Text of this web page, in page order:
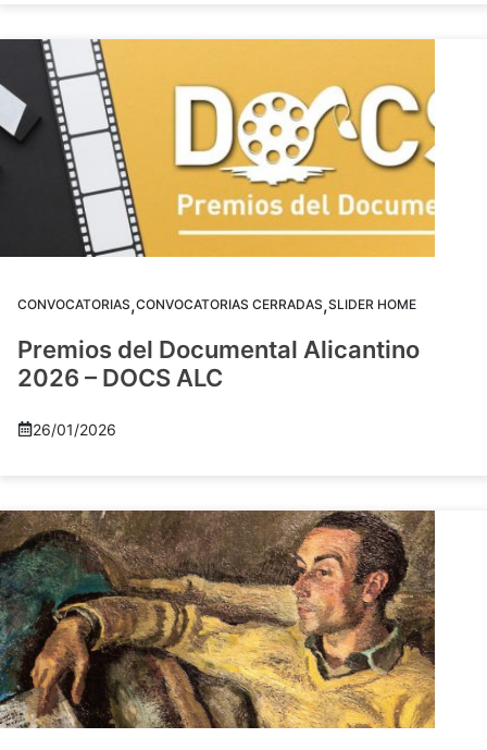
CONVOCATORIAS,CONVOCATORIAS CERRADAS,SLIDER HOME
Premios del Documental Alicantino
2026 – DOCS ALC
26/01/2026